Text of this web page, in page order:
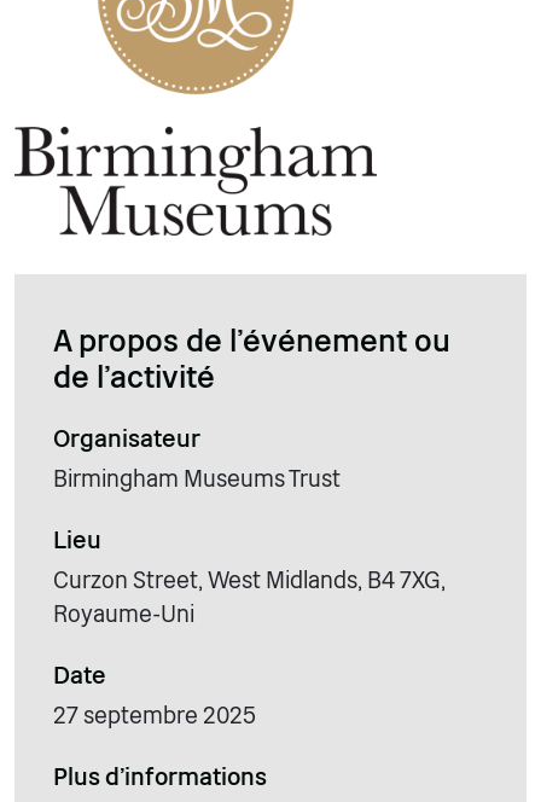
A propos de l'événement ou
de l'activité
Organisateur
Birmingham Museums Trust
Lieu
Curzon Street, West Midlands, B4 7XG,
Royaume-Uni
Date
27 septembre 2025
Plus d'informations